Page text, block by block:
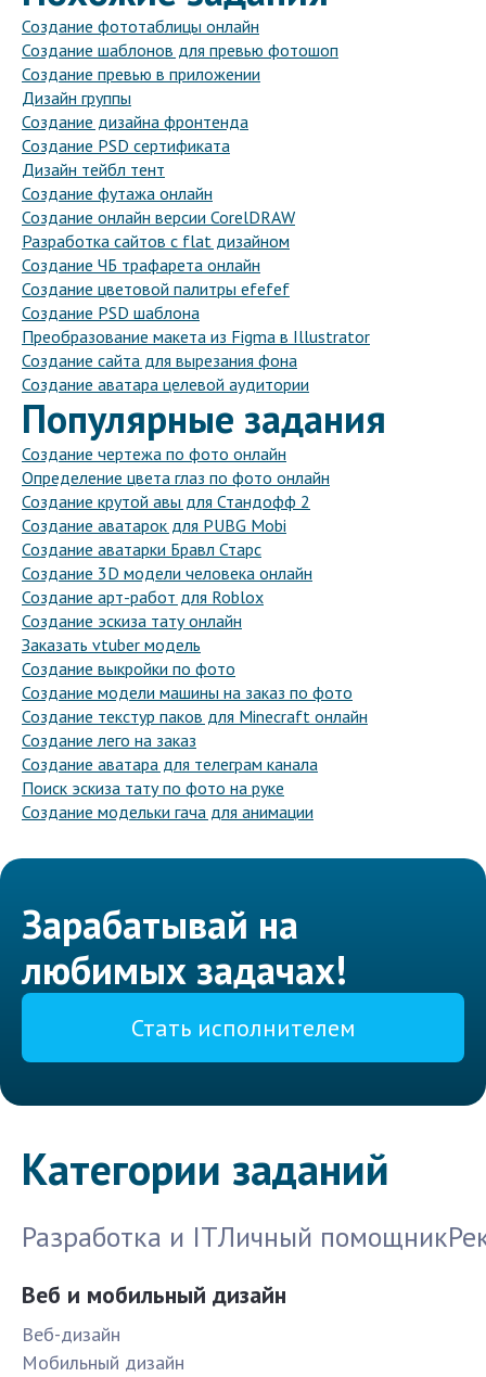
Создание фототаблицы онлайн
Создание шаблонов для превью фотошоп
Создание превью в приложении
Дизайн группы
Создание дизайна фронтенда
Создание PSD сертификата
Дизайн тейбл тент
Создание футажа онлайн
Создание онлайн версии CorelDRAW
Разработка сайтов с flat дизайном
Создание ЧБ трафарета онлайн
Создание цветовой палитры efefef
Создание PSD шаблона
Преобразование макета из Figma в Illustrator
Создание сайта для вырезания фона
Создание аватара целевой аудитории
Популярные задания
Создание чертежа по фото онлайн
Определение цвета глаз по фото онлайн
Создание крутой авы для Стандофф 2
Создание аватарок для PUBG Mobi
Создание аватарки Бравл Старс
Создание 3D модели человека онлайн
Создание арт-работ для Roblox
Создание эскиза тату онлайн
Заказать vtuber модель
Создание выкройки по фото
Создание модели машины на заказ по фото
Создание текстур паков для Minecraft онлайн
Создание лего на заказ
Создание аватара для телеграм канала
Поиск эскиза тату по фото на руке
Создание модельки гача для анимации
Зарабатывай на
любимых задачах!
Стать исполнителем
Категории заданий
Разработка и ITЛичный помощник
Веб и мобильный дизайн
Веб-дизайн
Мобильный дизайн